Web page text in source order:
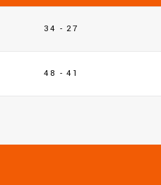
34 - 27
48 - 41